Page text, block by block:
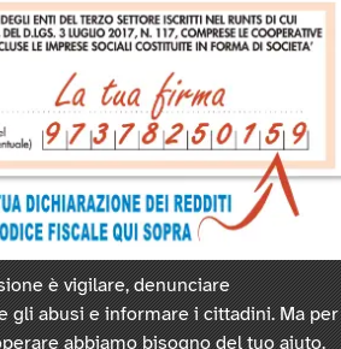
è vigilare, denunciare
gli abusi e informare i cittadini. Ma per
abbiamo bisogno del tuo aiuto.